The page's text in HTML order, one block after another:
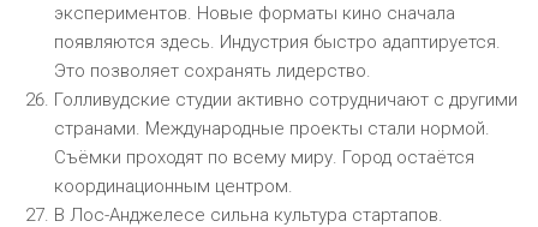
экспериментов. Новые форматы кино сначала
появляются здесь. Индустрия быстро адаптируется.
Это позволяет сохранять лидерство.
Голливудские студии активно сотрудничают с другими
странами. Международные проекты стали нормой.
Съёмки проходят по всему миру. Город остаётся
координационным центром.
В Лос-Анджелесе сильна культура стартапов.